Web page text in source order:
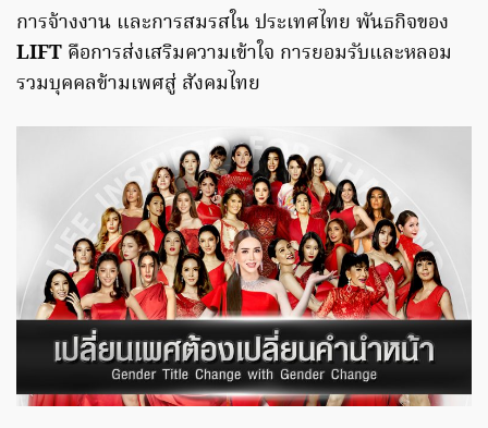
การจ้างงาน และการสมรสใน ประเทศไทย พันธกิจของ
LIFT คือการส่งเสริมความเข้าใจ การยอมรับและหลอม
รวมบุคคลข้ามเพศสู่ สังคมไทย